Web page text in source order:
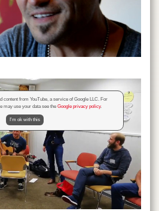
content from YouTube, a service of Google LLC. For
may use your data see the Google privacy policy.
I'm ok with this